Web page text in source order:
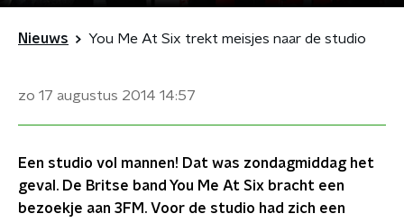
Nieuws You Me At Six trekt meisjes naar de studio
zo 17 augustus 2014 14:57
Een studio vol mannen! Dat was zondagmiddag het
geval. De Britse band You Me At Six bracht een
bezoekje aan 3FM. Voor de studio had zich een